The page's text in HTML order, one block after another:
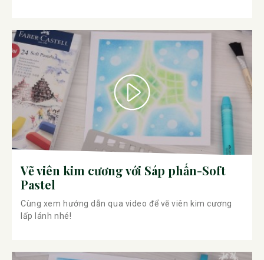
Vẽ viên kim cương với Sáp phấn-Soft
Pastel
Cùng xem hướng dẫn qua video để vẽ viên kim cương
lấp lánh nhé!